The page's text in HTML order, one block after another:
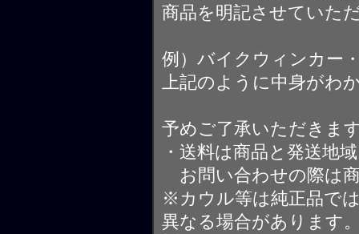
商品を明記させていた
例）バイクウィンカー
上記のように中身がわ
予めご了承いただきま
・送料は商品と発送地
お問い合わせの際は
※カウル等は純正品で
異なる場合があります